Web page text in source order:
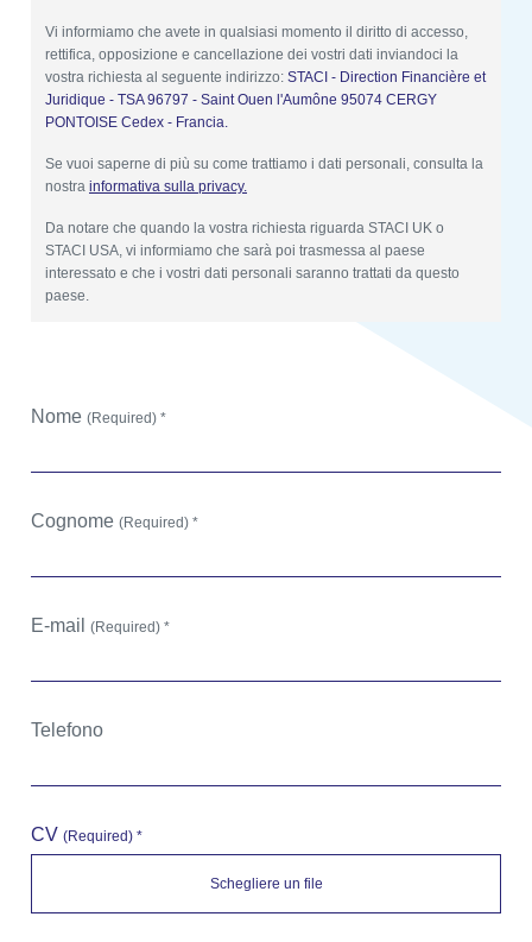
Vi informiamo che avete in qualsiasi momento il diritto di accesso,
rettifica, opposizione e cancellazione dei vostri dati inviandoci la
vostra richiesta al seguente indirizzo: STACI - Direction Financière et
Juridique - TSA 96797 - Saint Ouen l'Aumône 95074 CERGY
PONTOISE Cedex - Francia.
Se vuoi saperne di più su come trattiamo i dati personali, consulta la
nostra informativa sulla privacy.
Da notare che quando la vostra richiesta riguarda STACI UK o
STACI USA, vi informiamo che sarà poi trasmessa al paese
interessato e che i vostri dati personali saranno trattati da questo
paese.
Nome (Required) *
Cognome (Required) *
E-mail (Required) *
Telefono
CV (Required) *